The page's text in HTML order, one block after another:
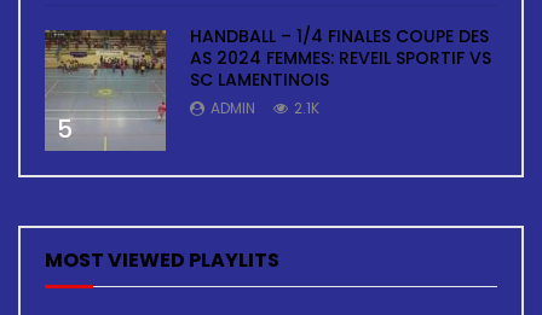
5
HANDBALL – 1/4 FINALES COUPE DES
AS 2024 FEMMES: REVEIL SPORTIF VS
SC LAMENTINOIS
ADMIN 2.1K
MOST VIEWED PLAYLITS